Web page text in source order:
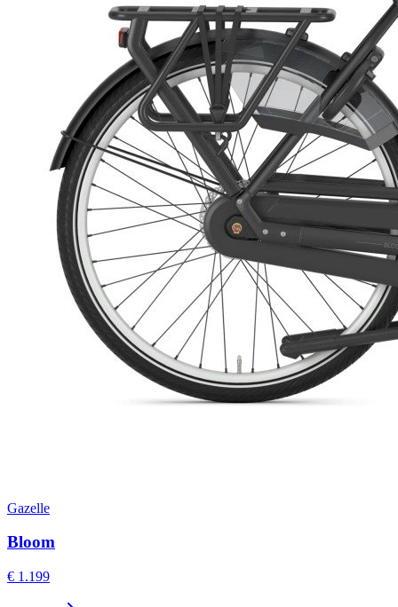
Gazelle
Bloom
€ 1.199